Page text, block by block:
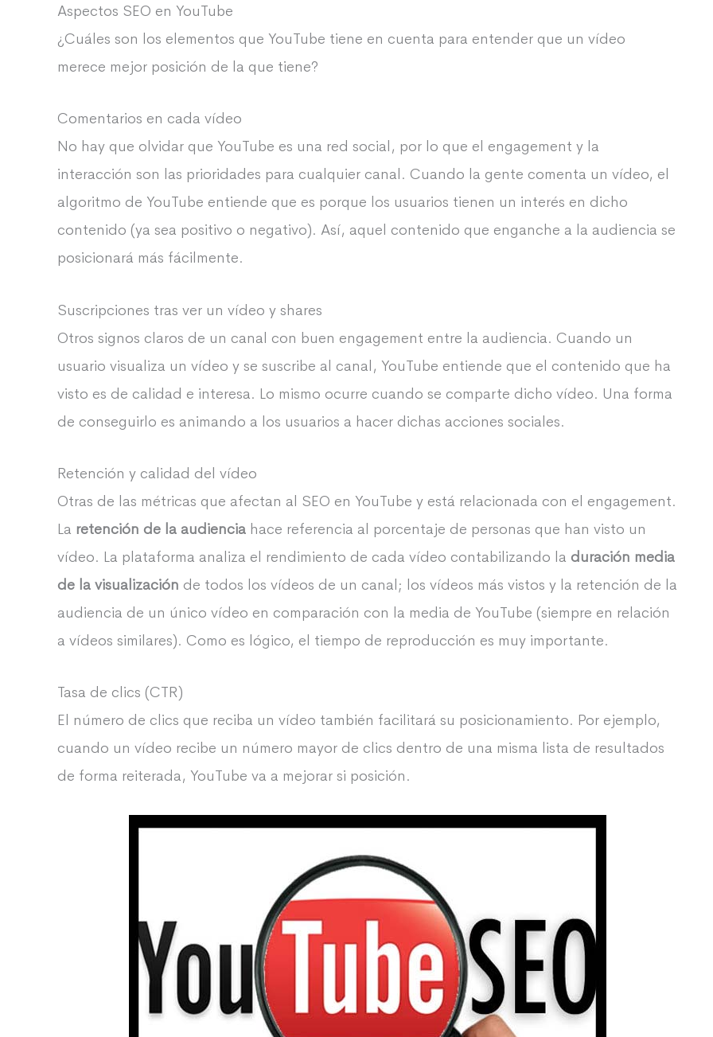
Aspectos SEO en YouTube
¿Cuáles son los elementos que YouTube tiene en cuenta para entender que un vídeo
merece mejor posición de la que tiene?
Comentarios en cada vídeo
No hay que olvidar que YouTube es una red social, por lo que el engagement y la
interacción son las prioridades para cualquier canal. Cuando la gente comenta un vídeo, el
algoritmo de YouTube entiende que es porque los usuarios tienen un interés en dicho
contenido (ya sea positivo o negativo). Así, aquel contenido que enganche a la audiencia se
posicionará más fácilmente.
Suscripciones tras ver un vídeo y shares
Otros signos claros de un canal con buen engagement entre la audiencia. Cuando un
usuario visualiza un vídeo y se suscribe al canal, YouTube entiende que el contenido que ha
visto es de calidad e interesa. Lo mismo ocurre cuando se comparte dicho vídeo. Una forma
de conseguirlo es animando a los usuarios a hacer dichas acciones sociales.
Retención y calidad del vídeo
Otras de las métricas que afectan al SEO en YouTube y está relacionada con el engagement.
La retención de la audiencia hace referencia al porcentaje de personas que han visto un
vídeo. La plataforma analiza el rendimiento de cada vídeo contabilizando la duración media
de la visualización de todos los vídeos de un canal; los vídeos más vistos y la retención de la
audiencia de un único vídeo en comparación con la media de YouTube (siempre en relación
a vídeos similares). Como es lógico, el tiempo de reproducción es muy importante.
Tasa de clics (CTR)
El número de clics que reciba un vídeo también facilitará su posicionamiento. Por ejemplo,
cuando un vídeo recibe un número mayor de clics dentro de una misma lista de resultados
de forma reiterada, YouTube va a mejorar si posición.